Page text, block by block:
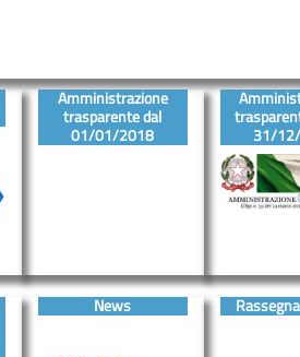
Amministrazione
trasparente dal
01/01/2018 31/
News